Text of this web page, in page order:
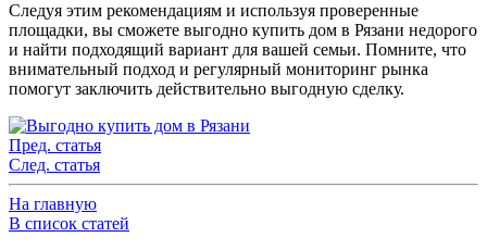
Следуя этим рекомендациям и используя проверенные
площадки, вы сможете выгодно купить дом в Рязани недорого
и найти подходящий вариант для вашей семьи. Помните, что
внимательный подход и регулярный мониторинг рынка
помогут заключить действительно выгодную сделку.
Пред. статья
След. статья
На главную
В список статей